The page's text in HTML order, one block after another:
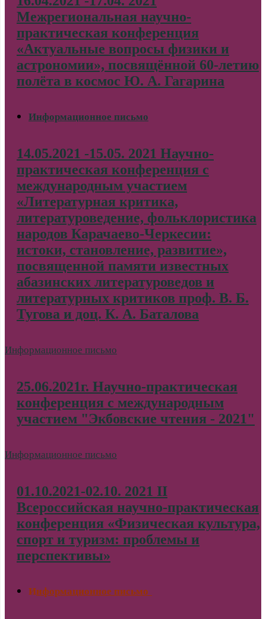
Межрегиональная научно-
практическая конференция
«Актуальные вопросы физики и
астрономии», посвящённой 60-летию
полёта в космос Ю. А. Гагарина
Информационное письмо
14.05.2021 -15.05. 2021 Научно-
практическая конференция с
международным участием
«Литературная критика,
литературоведение, фольклористика
народов Карачаево-Черкесии:
истоки, становление, развитие»,
посвященной памяти известных
абазинских литературоведов и
литературных критиков проф. В. Б.
Тугова и доц. К. А. Баталова
Информационное письмо
25.06.2021г. Научно-практическая
конференция с международным
участием "Экбовские чтения - 2021"
Информационное письмо
01.10.2021-02.10. 2021 II
Всероссийская научно-практическая
конференция «Физическая культура,
спорт и туризм: проблемы и
перспективы»
Информационное письмо